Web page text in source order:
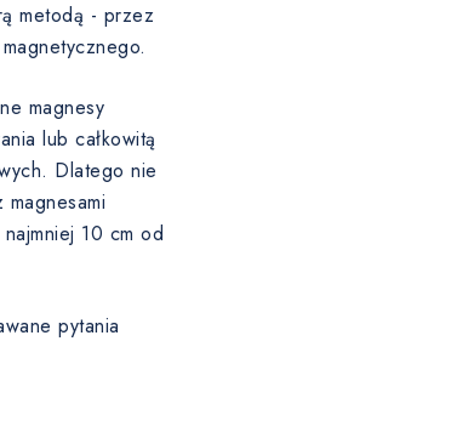
metodą - przez
magnesy
lub całkowitą
Dlatego nie
10 cm od
pytania